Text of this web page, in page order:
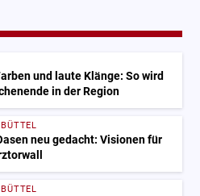
und laute Klänge: So wird
in der Region
neu gedacht: Visionen für